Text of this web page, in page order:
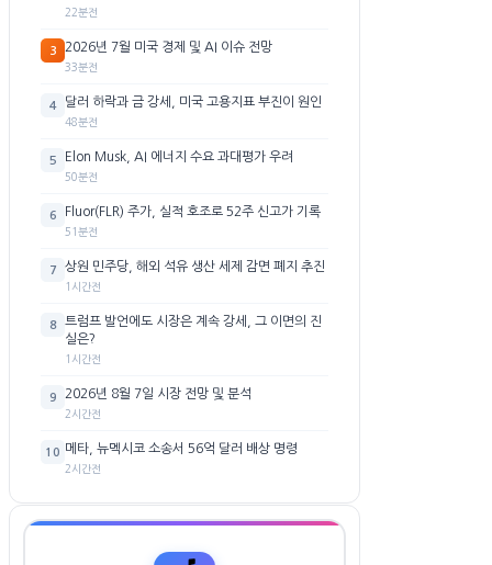
22분전
3 2026년 7월 미국 경제 및 AI 이슈 전망
33분전
4 달러 하락과 금 강세, 미국 고용지표 부진이 원인
48분전
5 Elon Musk, AI 에너지 수요 과대평가 우려
50분전
6 Fluor(FLR) 주가, 실적 호조로 52주 신고가 기록
51분전
7 상원 민주당, 해외 석유 생산 세제 감면 폐지 추진
1시간전
8
트럼프 발언에도 시장은 계속 강세, 그 이면의 진
실은?
1시간전
9 2026년 8월 7일 시장 전망 및 분석
2시간전
10 메타, 뉴멕시코 소송서 56억 달러 배상 명령
2시간전